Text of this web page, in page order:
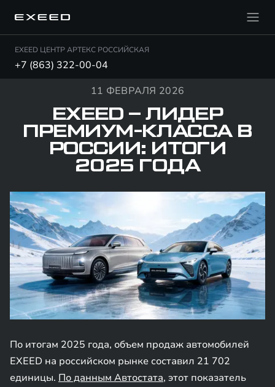
EXEED ЦЕНТР АРТЕКС РОССИЙСКАЯ
+7 (863) 322-00-04
11 ФЕВРАЛЯ 2026
EXEED – ЛИДЕР
ПРЕМИУМ-КЛАССА В
РОССИИ: ИТОГИ
2025 ГОДА
По итогам 2025 года, объем продаж автомобилей
EXEED на российском рынке составил 21 702
единицы. По данным Автостата, этот показатель